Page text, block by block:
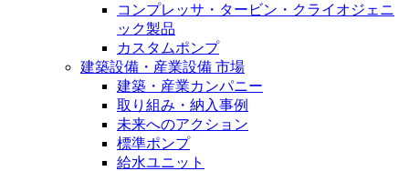
コンプレッサ・タービン・クライオジェニ
ック製品
カスタムポンプ
建築設備・産業設備 市場
建築・産業カンパニー
取り組み・納入事例
未来へのアクション
標準ポンプ
給水ユニット